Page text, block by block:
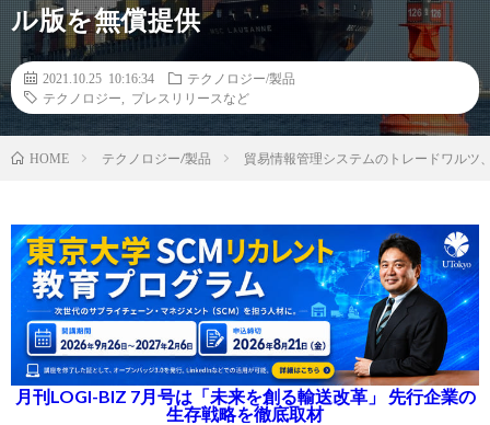
ル版を無償提供
2021.10.25 10:16:34
テクノロジー/製品
テクノロジー
プレスリリースなど
HOME テクノロジー/製品 貿易情報管理システムのトレードワルツ
月刊LOGI-BIZ 7月号は「未来を創る輸送改革」 先行企業の
生存戦略を徹底取材